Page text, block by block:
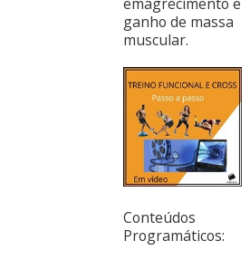
emagrecimento e
ganho de massa
muscular.
Conteúdos
Programáticos: